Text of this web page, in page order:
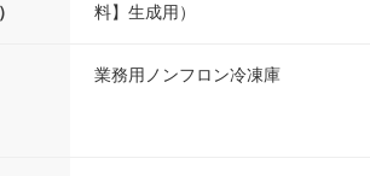
料】生成用）
業務用ノンフロン冷凍庫